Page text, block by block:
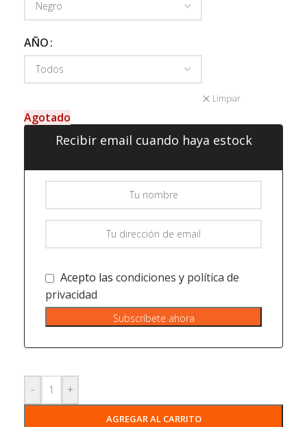
AÑO
Limpiar
Agotado
Recibir email cuando haya estock
Acepto las condiciones y política de
privacidad
Subscríbete ahora
- +
AGREGAR AL CARRITO